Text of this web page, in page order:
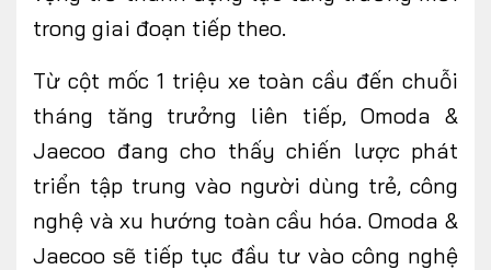
trong giai đoạn tiếp theo.
Từ cột mốc 1 triệu xe toàn cầu đến chuỗi
tháng tăng trưởng liên tiếp, Omoda &
Jaecoo đang cho thấy chiến lược phát
triển tập trung vào người dùng trẻ, công
nghệ và xu hướng toàn cầu hóa. Omoda &
Jaecoo sẽ tiếp tục đầu tư vào công nghệ